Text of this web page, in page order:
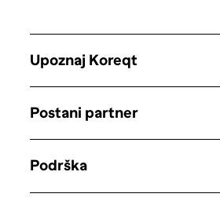
Upoznaj Koreqt
Postani partner
Podrška